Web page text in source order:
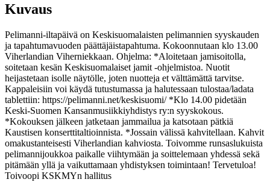
Kuvaus
Pelimanni-iltapäivä on Keskisuomalaisten pelimannien syyskauden
ja tapahtumavuoden päättäjäistapahtuma. Kokoonnutaan klo 13.00
Viherlandian Viherniekkaan. Ohjelma: *Aloitetaan jamisoitolla,
soitetaan kesän Keskisuomalaiset jamit -ohjelmistoa. Nuotit
heijastetaan isolle näytölle, joten nuotteja et välttämättä tarvitse.
Kappaleisiin voi käydä tutustumassa ja halutessaan tulostaa/ladata
tablettiin: https://pelimanni.net/keskisuomi/ *Klo 14.00 pidetään
Keski-Suomen Kansanmusiikkiyhdistys ry:n syyskokous.
*Kokouksen jälkeen jatketaan jammailua ja katsotaan pätkiä
Kaustisen konserttitaltioinnista. *Jossain välissä kahvitellaan. Kahvit
omakustanteisesti Viherlandian kahviosta. Toivomme runsaslukuista
pelimannijoukkoa paikalle viihtymään ja soittelemaan yhdessä sekä
pitämään yllä ja vaikuttamaan yhdistyksen toimintaan! Tervetuloa!
Toivoopi KSKMYn hallitus